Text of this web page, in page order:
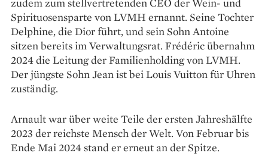
Spirituosensparte von LVMH ernannt. Seine Tochter
Delphine, die Dior führt, und sein Sohn Antoine
sitzen bereits im Verwaltungsrat. Frédéric übernahm
2024 die Leitung der Familienholding von LVMH.
Der jüngste Sohn Jean ist bei Louis Vuitton für Uhren
zuständig.
Arnault war über weite Teile der ersten Jahreshälfte
2023 der reichste Mensch der Welt. Von Februar bis
Ende Mai 2024 stand er erneut an der Spitze.